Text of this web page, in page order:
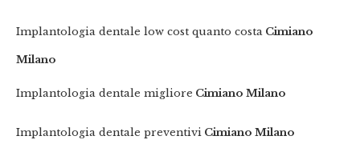
Implantologia dentale low cost quanto costa Cimiano
Milano
Implantologia dentale migliore Cimiano Milano
Implantologia dentale preventivi Cimiano Milano